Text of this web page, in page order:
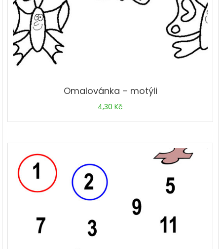
Omalovánka – motýli
4,30Kč